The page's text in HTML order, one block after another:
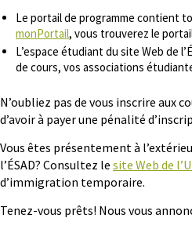
Le portail de programme contient
monPortail, vous trouverez le
L’espace étudiant du site Web de
de cours, vos associations
N’oubliez pas de vous inscrire aux
d’avoir à payer une pénalité
Vous êtes présentement à
l’ÉSAD? Consultez le site Web de
d’immigration temporaire.
Tenez-vous prêts! Nous vous